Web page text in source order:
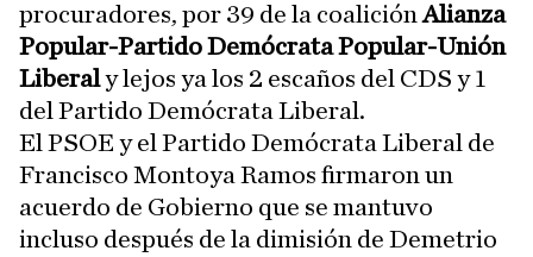
procuradores, por 39 de la coaliciónAlianza
Popular-Partido Demócrata Popular-Unión
Liberaly lejos ya los 2 escaños del CDS y 1
del Partido Demócrata Liberal.
El PSOE y el Partido Demócrata Liberal de
Francisco Montoya Ramos firmaron un
acuerdo de Gobierno que se mantuvo
incluso después de la dimisión de Demetrio